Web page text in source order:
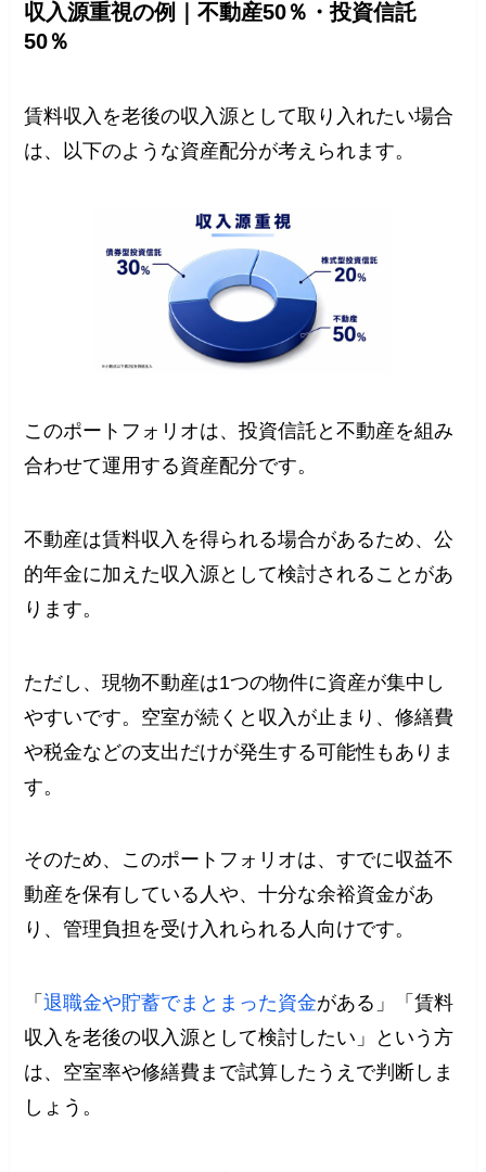
収入源重視の例｜不動産50％・投資信託
50％
賃料収入を老後の収入源として取り入れたい場合
は、以下のような資産配分が考えられます。
このポートフォリオは、投資信託と不動産を組み
合わせて運用する資産配分です。
不動産は賃料収入を得られる場合があるため、公
的年金に加えた収入源として検討されることがあ
ります。
ただし、現物不動産は1つの物件に資産が集中し
やすいです。空室が続くと収入が止まり、修繕費
や税金などの支出だけが発生する可能性もありま
す。
そのため、このポートフォリオは、すでに収益不
動産を保有している人や、十分な余裕資金があ
り、管理負担を受け入れられる人向けです。
「退職金や貯蓄でまとまった資金がある」「賃料
収入を老後の収入源として検討したい」という方
は、空室率や修繕費まで試算したうえで判断しま
しょう。